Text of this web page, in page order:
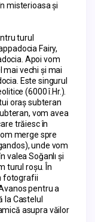
misterioasa și
turul
Fairy,
Apoi vom
mai vechi și mai
Este singurul
(6000 î.Hr.).
oraș subteran
vom avea
trăiesc în
merge spre
unde vom
valea Soğanlı și
turul roșu. În
fotografii
pentru a
la Castelul
asupra văilor